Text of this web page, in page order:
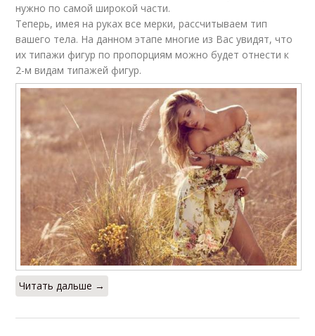
нужно по самой широкой части.
Теперь, имея на руках все мерки, рассчитываем тип
вашего тела. На данном этапе многие из Вас увидят, что
их типажи фигур по пропорциям можно будет отнести к
2-м видам типажей фигур.
Читать дальше →